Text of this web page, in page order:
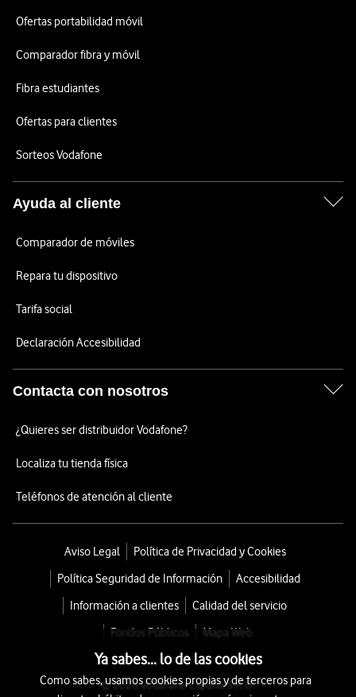
Ofertas portabilidad móvil
Comparador fibra y móvil
Fibra estudiantes
Ofertas para clientes
Sorteos Vodafone
Ayuda al cliente
Comparador de móviles
Repara tu dispositivo
Tarifa social
Declaración Accesibilidad
Contacta con nosotros
¿Quieres ser distribuidor Vodafone?
Localiza tu tienda física
Teléfonos de atención al cliente
Aviso Legal
Política de Privacidad y Cookies
Política Seguridad de Información
Accesibilidad
Información a clientes
Calidad del servicio
Fondos Públicos
Mapa Web
© 2026 Vodafone España S.A.U.
Ya sabes... lo de las cookies
Como sabes, usamos cookies propias y de terceros para